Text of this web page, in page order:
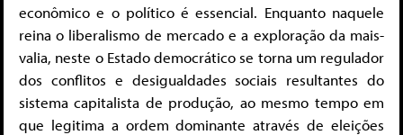
econômico e o político é essencial. Enquanto naquele
reina o liberalismo de mercado e a exploração da mais-
valia, neste o Estado democrático se torna um regulador
dos conflitos e desigualdades sociais resultantes do
sistema capitalista de produção, ao mesmo tempo em
que legitima a ordem dominante através de eleições